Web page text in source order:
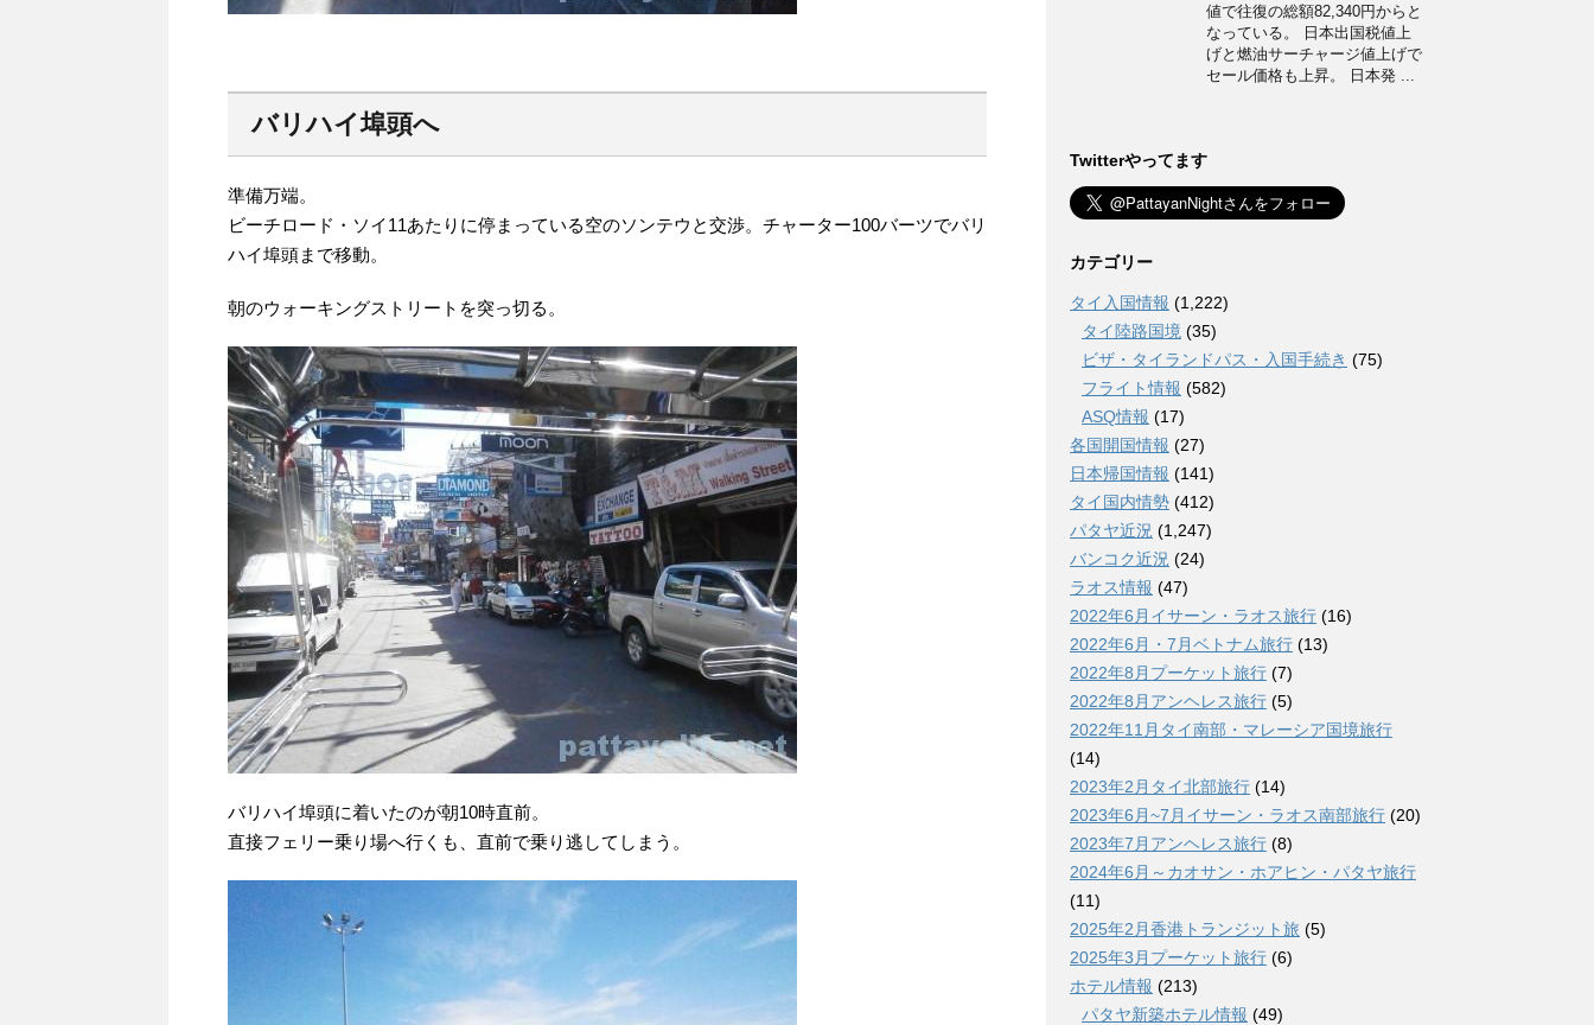
バリハイ埠頭へ
準備万端。
ビーチロード・ソイ11あたりに停まっている空のソンテウと交渉。チャーター100バーツでバリ
ハイ埠頭まで移動。
朝のウォーキングストリートを突っ切る。
バリハイ埠頭に着いたのが朝10時直前。
直接フェリー乗り場へ行くも、直前で乗り逃してしまう。
値で往復の総額82,340円からと
なっている。 日本出国税値上
げと燃油サーチャージ値上げで
セール価格も上昇。 日本発 ...
Twitterやってます
カテゴリー
タイ入国情報 (1,222)
タイ陸路国境 (35)
ビザ・タイランドパス・入国手続き (75)
フライト情報 (582)
ASQ情報 (17)
各国開国情報 (27)
日本帰国情報 (141)
タイ国内情勢 (412)
パタヤ近況 (1,247)
バンコク近況 (24)
ラオス情報 (47)
2022年6月イサーン・ラオス旅行 (16)
2022年6月・7月ベトナム旅行 (13)
2022年8月プーケット旅行 (7)
2022年8月アンヘレス旅行 (5)
2022年11月タイ南部・マレーシア国境旅行
(14)
2023年2月タイ北部旅行 (14)
2023年6月~7月イサーン・ラオス南部旅行 (20)
2023年7月アンヘレス旅行 (8)
2024年6月～カオサン・ホアヒン・パタヤ旅行
(11)
2025年2月香港トランジット旅 (5)
2025年3月プーケット旅行 (6)
ホテル情報 (213)
パタヤ新築ホテル情報 (49)